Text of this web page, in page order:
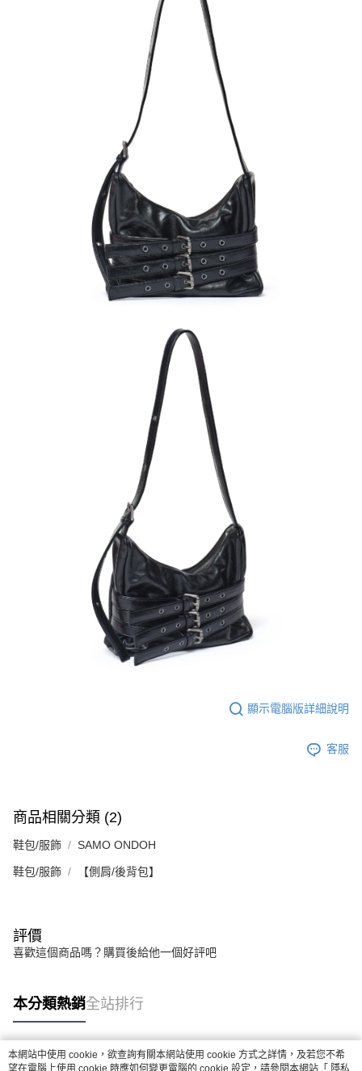
５．嚴禁一人註冊多個帳號或使用他人資訊註冊。若發現惡意使用之情形，
恩沛科技股份有限公司將有權停止該用戶之使用額度並採取法律行動。
顯示電腦版詳細說明
客服
商品相關分類 (2)
鞋包/服飾 SAMO ONDOH
鞋包/服飾 【側肩/後背包】
評價
喜歡這個商品嗎？購買後給他一個好評吧
本分類熱銷全站排行
熱門標籤
本網站中使用 cookie，欲查詢有關本網站使用 cookie 方式之詳情，及若您不希
望在電腦上使用 cookie 時應如何變更電腦的 cookie 設定，請參閱本網站「 隱私